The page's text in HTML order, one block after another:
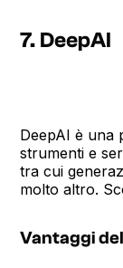
7. DeepAI
DeepAI è una
strumenti e
tra cui
molto altro.
Vantaggi